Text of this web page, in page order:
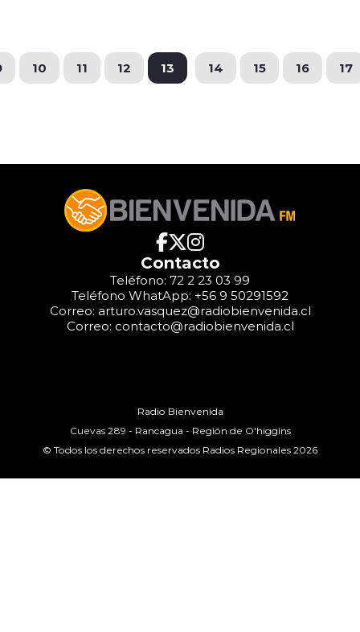
10 11 12 13 14 15 16 17
Contacto
Teléfono: 72 2 23 03 99
Teléfono WhatApp: +56 9 50291592
Correo: arturo.vasquez@radiobienvenida.cl
Correo: contacto@radiobienvenida.cl
Radio Bienvenida
Cuevas 289 - Rancagua - Región de O'higgins
© Todos los derechos reservados Radios Regionales 2026